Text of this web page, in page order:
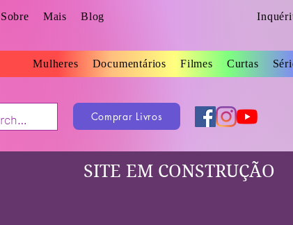
Sobre Mais Blog
Mulheres Documentários Filmes Curtas
Comprar Livros
SITE EM CONSTRUÇÃO